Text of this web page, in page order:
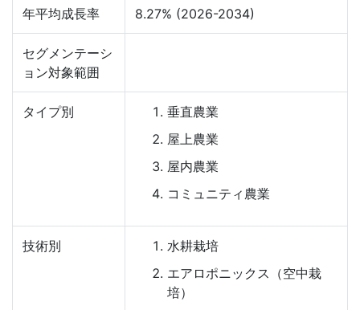
年平均成長率 8.27% (2026-2034)
セグメンテーシ
ョン対象範囲
タイプ別
垂直農業
屋上農業
屋内農業
コミュニティ農業
技術別
水耕栽培
エアロポニックス（空中栽
培）